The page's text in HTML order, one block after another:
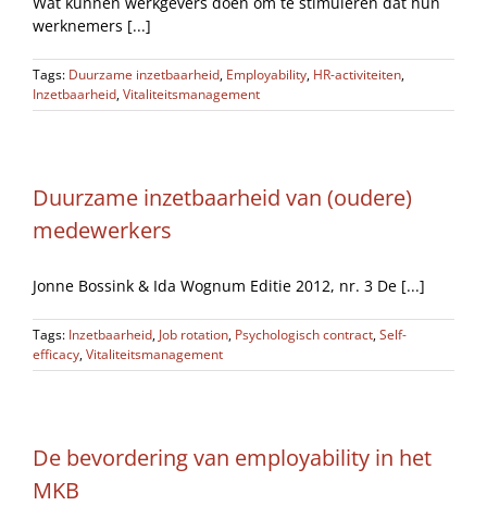
werknemers [...]
Tags: Duurzame inzetbaarheid, Employability, HR-activiteiten,
Inzetbaarheid,Vitaliteitsmanagement
Duurzame inzetbaarheid van (oudere)
medewerkers
Jonne Bossink & Ida Wognum Editie 2012, nr. 3 De [...]
Tags: Inzetbaarheid, Job rotation, Psychologisch contract,Self-
efficacy,Vitaliteitsmanagement
De bevordering van employability in het
MKB